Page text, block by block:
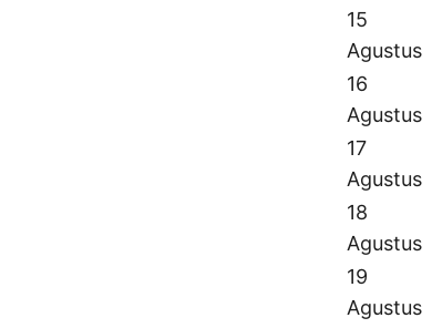
15
Agustus
16
Agustus
17
Agustus
18
Agustus
19
Agustus